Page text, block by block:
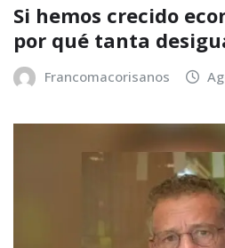
Si hemos crecido
por qué tanta
Francomacorisanos